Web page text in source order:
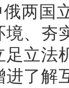
两国
、夯
立法
进了解